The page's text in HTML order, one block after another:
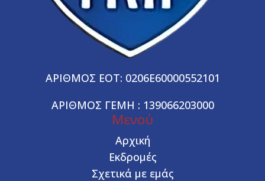
ΑΡΙΘΜΟΣ ΕΟΤ: 0206E60000552101
ΑΡΙΘΜΟΣ ΓΕΜΗ : 139066203000
Μενού
Αρχική
Εκδρομές
Σχετικά με εμάς